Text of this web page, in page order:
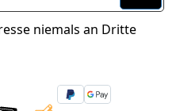
niemals an Dritte